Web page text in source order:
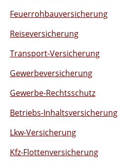
Feuerrohbauversicherung
Reiseversicherung
Transport-Versicherung
Gewerbeversicherung
Gewerbe-Rechtsschutz
Betriebs-Inhaltsversicherung
Lkw-Versicherung
Kfz-Flottenversicherung